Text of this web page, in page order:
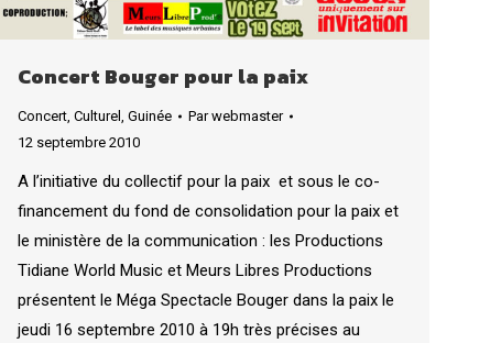
Concert Bouger pour la paix
Concert Culturel Guinée Parwebmaster
12 septembre 2010
A l’initiative du collectif pour la paix et sous le co-
financement du fond de consolidation pour la paix et
le ministère de la communication : les Productions
Tidiane World Music et Meurs Libres Productions
présentent le Méga Spectacle Bouger dans la paix le
jeudi 16 septembre 2010 à 19h très précises au